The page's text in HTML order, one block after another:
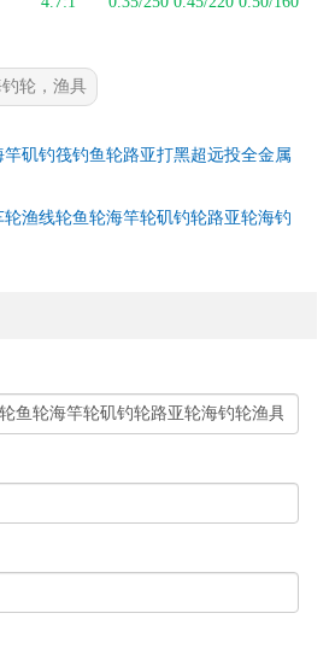
轮，渔具
竿矶钓筏钓鱼轮路亚打黑超远投全金属
渔线轮鱼轮海竿轮矶钓轮路亚轮海钓